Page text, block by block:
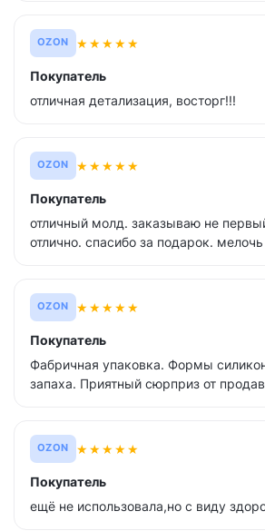
OZON ★★★★★
Покупатель
отличная детализация, восторг!!!
OZON ★★★★★
Покупатель
отличный молд. заказываю не
отлично. спасибо за подарок.
OZON ★★★★★
Покупатель
Фабричная упаковка. Формы
запаха. Приятный сюрприз от
OZON ★★★★★
Покупатель
ещё не использовала,но с виду